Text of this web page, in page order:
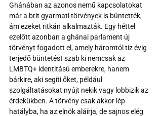
Ghánában az azonos nemű kapcsolatokat
már a brit gyarmati törvények is büntették,
ám ezeket ritkán alkalmazták. Egy héttel
ezelőtt azonban a ghánai parlament új
törvényt fogadott el, amely háromtól tíz évig
terjedő büntetést szab ki nemcsak az
LMBTQ+ identitású emberekre, hanem
bárkire, aki segíti őket, például
szolgáltatásokat nyújt nekik vagy lobbizik az
érdekükben. A törvény csak akkor lép
hatályba, ha az elnök aláírja, de sajnos elég